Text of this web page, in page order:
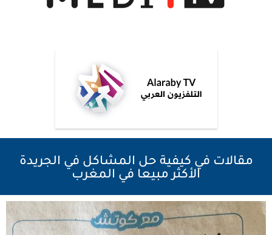
مقالات في كيفية حل المشاكل في الجريدة
الأكثر مبيعا في المغرب